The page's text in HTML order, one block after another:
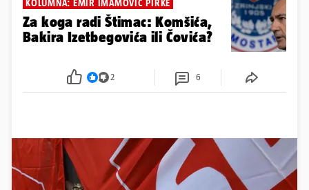
KOLUMNA: EMIR IMAMOVIĆ PIRKE
Za koga radi Štimac: Komšića,
Bakira Izetbegovića ili Čovića?
2 6